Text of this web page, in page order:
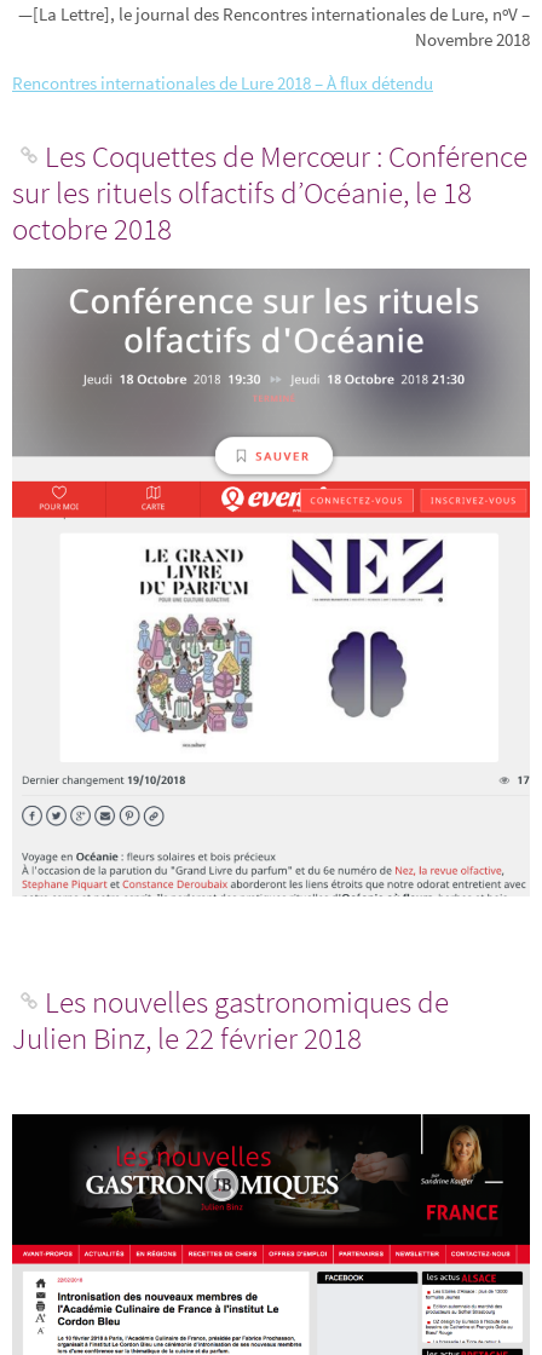
—[La Lettre], le journal des Rencontres internationales de Lure, nºV –
Novembre 2018
Rencontres internationales de Lure 2018 – À flux détendu
Les Coquettes de Mercœur : Conférence
sur les rituels olfactifs d’Océanie, le 18
octobre 2018
Les nouvelles gastronomiques de
Julien Binz, le 22 février 2018